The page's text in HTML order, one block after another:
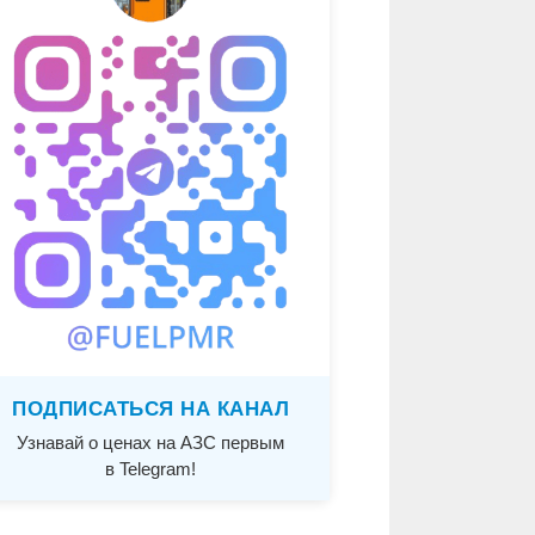
ПОДПИСАТЬСЯ НА КАНАЛ
Узнавай о ценах на АЗС первым
в Telegram!